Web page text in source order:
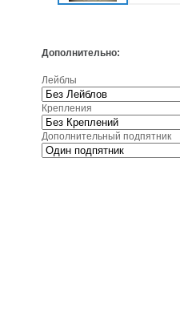
Дополнительно:
Лейблы
Крепления
Дополнительный подпятник